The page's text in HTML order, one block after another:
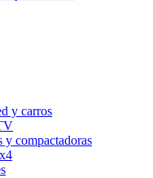
y carros
y compactadoras